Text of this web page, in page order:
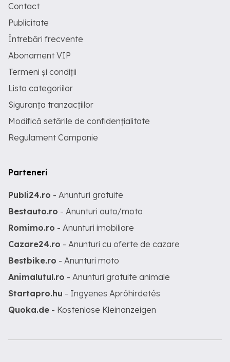
Contact
Publicitate
Întrebări frecvente
Abonament VIP
Termeni și condiții
Lista categoriilor
Siguranța tranzacțiilor
Modifică setările de confidențialitate
Regulament Campanie
Parteneri
Publi24.ro - Anunturi gratuite
Bestauto.ro - Anunturi auto/moto
Romimo.ro - Anunturi imobiliare
Cazare24.ro - Anunturi cu oferte de cazare
Bestbike.ro - Anunturi moto
Animalutul.ro - Anunturi gratuite animale
Startapro.hu - Ingyenes Apróhirdetés
Quoka.de - Kostenlose Kleinanzeigen